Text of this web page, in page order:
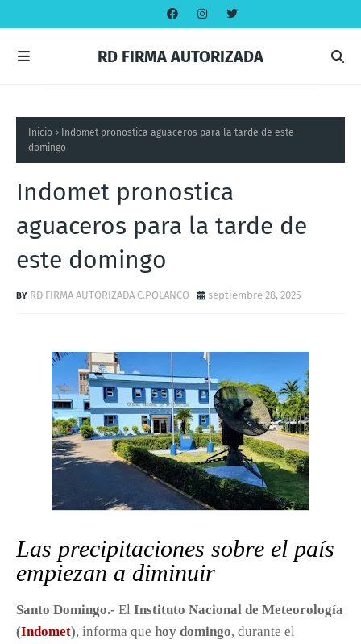
RD FIRMA AUTORIZADA
Inicio
Indomet pronostica aguaceros para la tarde de este
domingo
Indomet pronostica
aguaceros para la tarde de
este domingo
RD FIRMA AUTORIZADA C.POLANCO septiembre 28, 2025
Las precipitaciones sobre el país
empiezan a diminuir
Santo Domingo.- El Instituto Nacional de Meteorología
(Indomet), informa que hoy domingo, durante el